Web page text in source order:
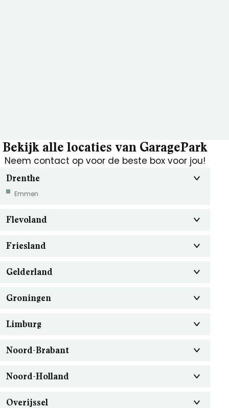
Bekijk alle locaties van GaragePark
Neem contact op voor de beste box voor jou!
Drenthe
Emmen
Flevoland
Friesland
Gelderland
Groningen
Limburg
Noord-Brabant
Noord-Holland
Overijssel